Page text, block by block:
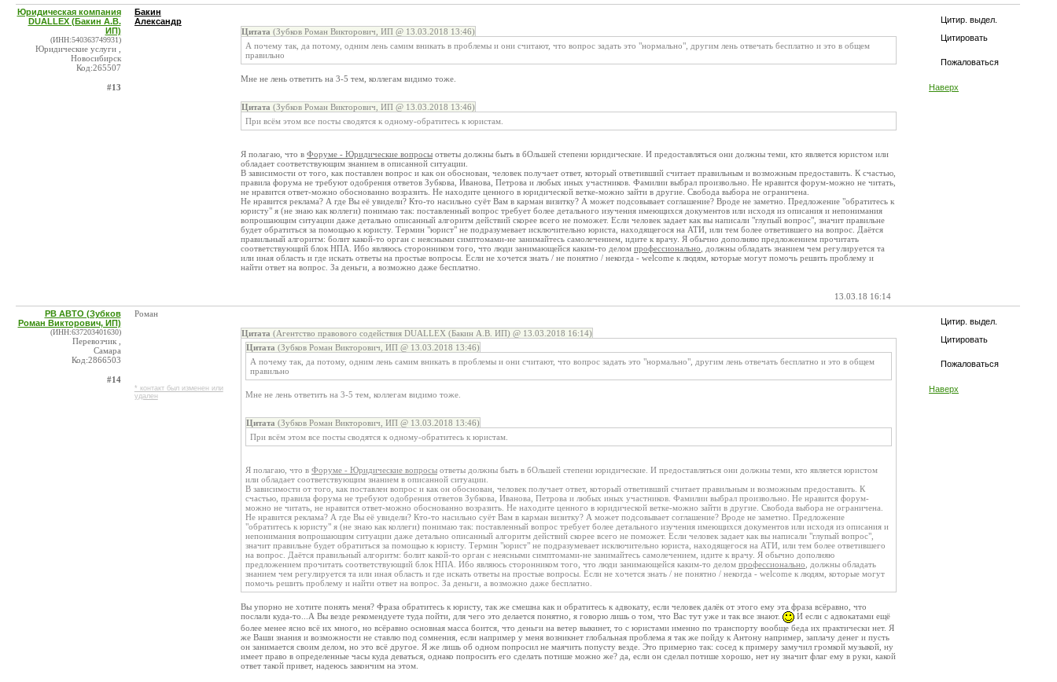
Цитир. выдел.
Цитировать
Пожаловаться
Наверх
Юридическая компания
DUALLEX (Бакин А.В.
ИП)
(ИНН:540363749931)
Юридические услуги ,
Новосибирск
Код:265507
#13
Бакин
Александр
Цитата (Зубков Роман Викторович, ИП @ 13.03.2018 13:46)
А почему так, да потому, одним лень самим вникать в проблемы и они считают, что вопрос задать это "нормально", другим лень отвечать бесплатно и это в общем
правильно
Мне не лень ответить на 3-5 тем, коллегам видимо тоже.
Цитата (Зубков Роман Викторович, ИП @ 13.03.2018 13:46)
При всём этом все посты сводятся к одному-обратитесь к юристам.
Я полагаю, что в Форуме - Юридические вопросы ответы должны быть в бОльшей степени юридические. И предоставляться они должны теми, кто является юристом или
обладает соответствующим знанием в описанной ситуации.
В зависимости от того, как поставлен вопрос и как он обоснован, человек получает ответ, который ответивший считает правильным и возможным предоставить. К счастью,
правила форума не требуют одобрения ответов Зубкова, Иванова, Петрова и любых иных участников. Фамилии выбрал произвольно. Не нравится форум-можно не читать,
не нравится ответ-можно обоснованно возразить. Не находите ценного в юридической ветке-можно зайти в другие. Свобода выбора не ограничена.
Не нравится реклама? А где Вы её увидели? Кто-то насильно суёт Вам в карман визитку? А может подсовывает соглашение? Вроде не заметно. Предложение "обратитесь к
юристу" я (не знаю как коллеги) понимаю так: поставленный вопрос требует более детального изучения имеющихся документов или исходя из описания и непонимания
вопрошающим ситуации даже детально описанный алгоритм действий скорее всего не поможет. Если человек задает как вы написали "глупый вопрос", значит правильне
будет обратиться за помощью к юристу. Термин "юрист" не подразумевает исключительно юриста, находящегося на АТИ, или тем более ответившего на вопрос. Даётся
правильный алгоритм: болит какой-то орган с неясными симптомами-не занимайтесь самолечением, идите к врачу. Я обычно дополняю предложением прочитать
соответствующий блок НПА. Ибо являюсь сторонником того, что люди занимающейся каким-то делом профессионально , должны обладать знанием чем регулируется та
или иная область и где искать ответы на простые вопросы. Если не хочется знать / не понятно / некогда - welcome к людям, которые могут помочь решить проблему и
найти ответ на вопрос. За деньги, а возможно даже бесплатно.
13.03.18 16:14
Цитир. выдел.
Цитировать
Пожаловаться
Наверх
РВ АВТО (Зубков
Роман Викторович, ИП)
(ИНН:637203401630)
Перевозчик ,
Самара
Код:2866503
#14
Роман
* контакт был изменен или
удален
Цитата (Агентство правового содействия DUALLEX (Бакин А.В. ИП) @ 13.03.2018 16:14)
Цитата (Зубков Роман Викторович, ИП @ 13.03.2018 13:46)
А почему так, да потому, одним лень самим вникать в проблемы и они считают, что вопрос задать это "нормально", другим лень отвечать бесплатно и это в общем
правильно
Мне не лень ответить на 3-5 тем, коллегам видимо тоже.
Цитата (Зубков Роман Викторович, ИП @ 13.03.2018 13:46)
При всём этом все посты сводятся к одному-обратитесь к юристам.
Я полагаю, что в Форуме - Юридические вопросы ответы должны быть в бОльшей степени юридические. И предоставляться они должны теми, кто является юристом
или обладает соответствующим знанием в описанной ситуации.
В зависимости от того, как поставлен вопрос и как он обоснован, человек получает ответ, который ответивший считает правильным и возможным предоставить. К
счастью, правила форума не требуют одобрения ответов Зубкова, Иванова, Петрова и любых иных участников. Фамилии выбрал произвольно. Не нравится форум-
можно не читать, не нравится ответ-можно обоснованно возразить. Не находите ценного в юридической ветке-можно зайти в другие. Свобода выбора не ограничена.
Не нравится реклама? А где Вы её увидели? Кто-то насильно суёт Вам в карман визитку? А может подсовывает соглашение? Вроде не заметно. Предложение
"обратитесь к юристу" я (не знаю как коллеги) понимаю так: поставленный вопрос требует более детального изучения имеющихся документов или исходя из описания и
непонимания вопрошающим ситуации даже детально описанный алгоритм действий скорее всего не поможет. Если человек задает как вы написали "глупый вопрос",
значит правильне будет обратиться за помощью к юристу. Термин "юрист" не подразумевает исключительно юриста, находящегося на АТИ, или тем более ответившего
на вопрос. Даётся правильный алгоритм: болит какой-то орган с неясными симптомами-не занимайтесь самолечением, идите к врачу. Я обычно дополняю
предложением прочитать соответствующий блок НПА. Ибо являюсь сторонником того, что люди занимающейся каким-то делом профессионально , должны обладать
знанием чем регулируется та или иная область и где искать ответы на простые вопросы. Если не хочется знать / не понятно / некогда - welcome к людям, которые могут
помочь решить проблему и найти ответ на вопрос. За деньги, а возможно даже бесплатно.
Вы упорно не хотите понять меня? Фраза обратитесь к юристу, так же смешна как и обратитесь к адвокату, если человек далёк от этого ему эта фраза всёравно, что
послали куда-то...А Вы везде рекомендуете туда пойти, для чего это делается понятно, я говорю лишь о том, что Вас тут уже и так все знают.
И если с адвокатами ещё
более менее ясно всё их много, но всёравно основная масса боится, что деньги на ветер выкинет, то с юристами именно по транспорту вообще беда их практически нет. Я
же Ваши знания и возможности не ставлю под сомнения, если например у меня возникнет глобальная проблема я так же пойду к Антону например, заплачу денег и пусть
он занимается своим делом, но это всё другое. Я же лишь об одном попросил не маячить попусту везде. Это примерно так: сосед к примеру замучил громкой музыкой, ну
имеет право в определенные часы куда деваться, однако попросить его сделать потише можно же? да, если он сделал потише хорошо, нет ну значит флаг ему в руки, какой
ответ такой привет, надеюсь закончим на этом.